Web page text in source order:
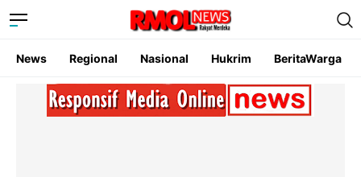
News Regional Nasional Hukrim BeritaWarga